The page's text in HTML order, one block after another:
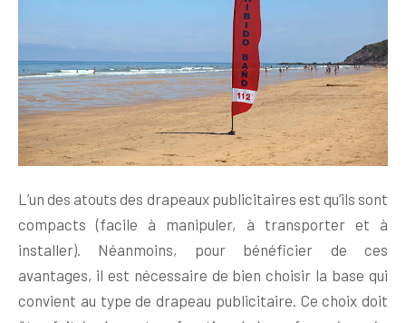
L’un des atouts des drapeaux publicitaires est qu’ils sont
compacts (facile à manipuler, à transporter et à
installer). Néanmoins, pour bénéficier de ces
avantages, il est nécessaire de bien choisir la base qui
convient au type de drapeau publicitaire. Ce choix doit